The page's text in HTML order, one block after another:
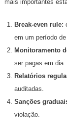
mais importantes
Break-even rule:
em um período
Monitoramento
ser pagas em dia.
Relatórios
auditadas.
Sanções
violação.